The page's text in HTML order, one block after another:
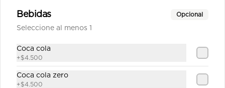
Bebidas Opcional
Seleccione al menos 1
Coca cola
+$4.500
Coca cola zero
+$4.500